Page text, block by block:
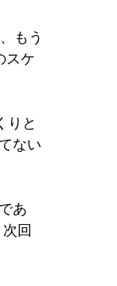
もう
スケ
りと
ない
あ
回